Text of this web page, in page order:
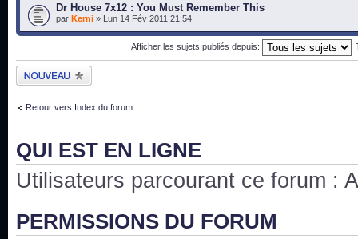
Dr House 7x12 : You Must Remember This
par Kerni » Lun 14 Fév 2011 21:54
Afficher les sujets publiés depuis:
Publier un nouveau
sujet
Retour vers Index du forum
QUI EST EN LIGNE
Utilisateurs parcourant ce forum :
PERMISSIONS DU FORUM